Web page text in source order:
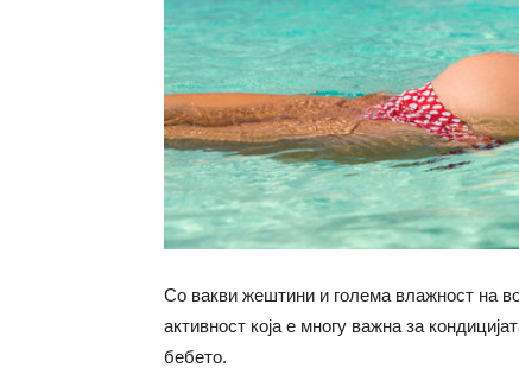
Со вакви жештини и голема влажност на
активност која е многу важна за
бебето.